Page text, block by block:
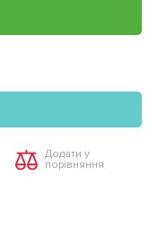
Додати у
порівняння